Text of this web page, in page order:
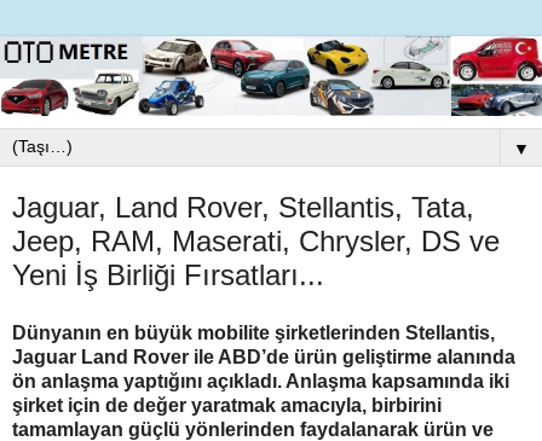
▼
Jaguar, Land Rover, Stellantis, Tata,
Jeep, RAM, Maserati, Chrysler, DS ve
Yeni İş Birliği Fırsatları...
Dünyanın en büyük mobilite şirketlerinden Stellantis,
Jaguar Land Rover ile ABD’de ürün geliştirme alanında
ön anlaşma yaptığını açıkladı. Anlaşma kapsamında iki
şirket için de değer yaratmak amacıyla, birbirini
tamamlayan güçlü yönlerinden faydalanarak ürün ve